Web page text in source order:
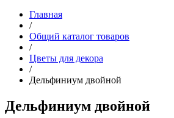
Главная
/
Общий каталог товаров
/
Цветы для декора
/
Дельфиниум двойной
Дельфиниум двойной